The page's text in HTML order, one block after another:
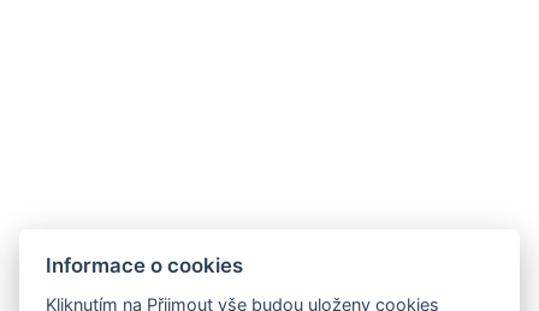
Informace o cookies
Kliknutím na Přijmout vše budou uloženy cookies